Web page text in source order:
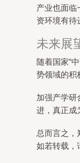
产业也面临
资环境有待
未来展
随着国家“
势领域的积
加强产学研
进，真正成
总而言之，
如若转载，